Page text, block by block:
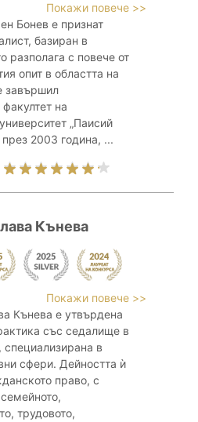
Покажи повече >>
Бонев е признат
базиран в
разполага с повече от
опит в областта на
завършил
на
„Паисий
2003 година, ...
Кънева
Покажи повече >>
Кънева е утвърдена
със седалище в
специализирана в
сфери. Дейността ѝ
право, с
трудовото,